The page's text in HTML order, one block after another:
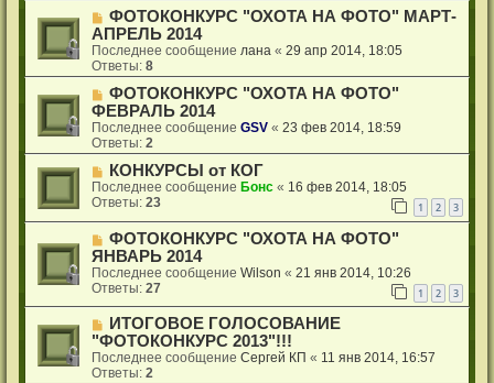
ФОТОКОНКУРС "ОХОТА НА ФОТО" МАРТ-
АПРЕЛЬ 2014
Последнее сообщение лана «29 апр 2014, 18:05
Ответы:8
ФОТОКОНКУРС "ОХОТА НА ФОТО"
ФЕВРАЛЬ 2014
Последнее сообщениеGSV «23 фев 2014, 18:59
Ответы:2
КОНКУРСЫ от КОГ
Последнее сообщениеБонс « 16 фев 2014, 18:05
Ответы:23 1 2 3
ФОТОКОНКУРС "ОХОТА НА ФОТО"
ЯНВАРЬ 2014
Последнее сообщениеWilson «21 янв 2014, 10:26
Ответы:27 1 2 3
ИТОГОВОЕ ГОЛОСОВАНИЕ
"ФОТОКОНКУРС 2013"!!!
Последнее сообщениеСергей КП « 11 янв 2014, 16:57
Ответы:2